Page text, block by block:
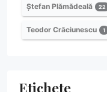
Ștefan Plămădeală 22
Teodor Crăciunescu 1
Etichete